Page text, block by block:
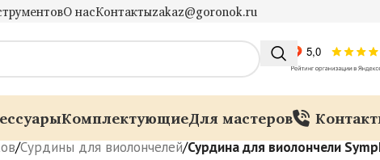
О насКонтактыzakaz@goronok.ru
КомплектующиеДля мастеров
/Сурдины для виолончелей/Сурдина для виолончели